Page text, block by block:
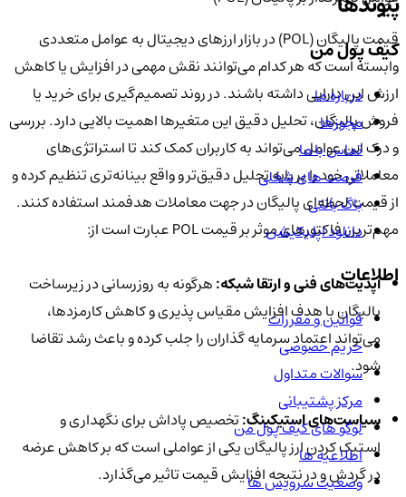
قیمت پالیگان (POL) در بازار ارزهای دیجیتال به عوامل متعددی
وابسته است که هر کدام می‌توانند نقش مهمی در افزایش یا کاهش
ارزش این دارایی داشته باشند. در روند تصمیم‌گیری برای خرید یا
فروش پالیگان، تحلیل دقیق این متغیرها اهمیت بالایی دارد. بررسی
و درک این عوامل می‌تواند به کاربران کمک کند تا استراتژی‌های
معاملاتی خود را بر پایه تحلیل دقیق‌تر و واقع‌ بینانه‌تری تنظیم کرده و
از قیمت لحظه‌ای پالیگان در جهت معاملات هدفمند استفاده کنند.
مهم‌ترین فاکتورهای موثر بر قیمت POL عبارت‌ است از:
آپدیت‌های فنی و ارتقا شبکه:هرگونه به‌ روزرسانی در زیرساخت
پالیگان با هدف افزایش مقیاس‌ پذیری و کاهش کارمزدها،
می‌تواند اعتماد سرمایه‌ گذاران را جلب کرده و باعث رشد تقاضا
شود.
سیاست‌های استیکینگ:تخصیص پاداش برای نگهداری و
استیک کردن ارز پالیگان یکی از عواملی است که بر کاهش عرضه
در گردش و در نتیجه افزایش قیمت تاثیر می‌گذارد.
کیف پول من
درباره ما
مجوزها
تماس با ما
فرصت های شغلی
باگ بانتی
دانلود اپلیکیشن
اطلاعات
قوانین و مقررات
حریم خصوصی
سوالات متداول
مرکز پشتیبانی
لوگو های کیف پول من
اطلاعیه ها
وضعیت سرویس ها